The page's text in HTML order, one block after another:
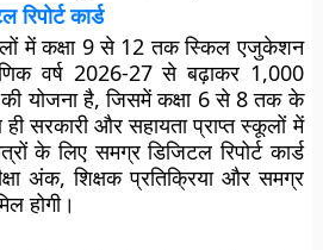
कार्ड
में कक्षा 9 से 12 तक स्किल एजुकेशन
वर्ष 2026-27 से बढ़ाकर 1,000
योजना है, जिसमें कक्षा 6 से 8 तक के
सरकारी और सहायता प्राप्त स्कूलों में
के लिए समग्र डिजिटल रिपोर्ट कार्ड
अंक, शिक्षक प्रतिक्रिया और समग्र
होगी।